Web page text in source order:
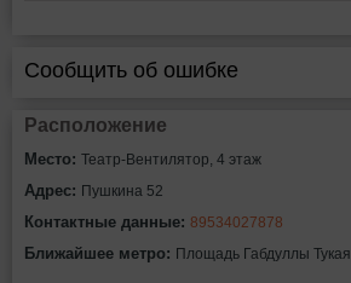
Сообщить об ошибке
Расположение
Место: Театр-Вентилятор, 4 этаж
Адрес: Пушкина 52
Контактные данные: 89534027878
Ближайшее метро: Площадь Габдуллы Тукая